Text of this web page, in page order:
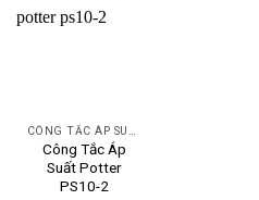
Công Tắc Áp
Suất Potter
PS10-2